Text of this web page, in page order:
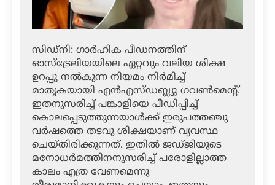
സിഡ്‌നി: ഗാര്‍ഹിക പീഡനത്തിന്
ഓസ്‌ട്രേലിയയിലെ ഏറ്റവും വലിയ ശിക്ഷ
ഉറപ്പു നല്‍കുന്ന നിയമം നിര്‍മിച്ച്
മാതൃകയായി എന്‍എസ്ഡബ്ല്യു ഗവണ്‍മെന്റ്.
ഇതനുസരിച്ച് പങ്കാളിയെ പീഡിപ്പിച്ച്
കൊലപ്പെടുത്തുന്നയാള്‍ക്ക് ഇരുപത്തഞ്ചു
വര്‍ഷത്തെ തടവു ശിക്ഷയാണ് വ്യവസ്ഥ
ചെയ്തിരിക്കുന്നത്. ഇതില്‍ ജഡ്ജിയുടെ
മനോധര്‍മത്തിനനുസരിച്ച് പരോളില്ലാത്ത
കാലം എത്ര വേണമെന്നു